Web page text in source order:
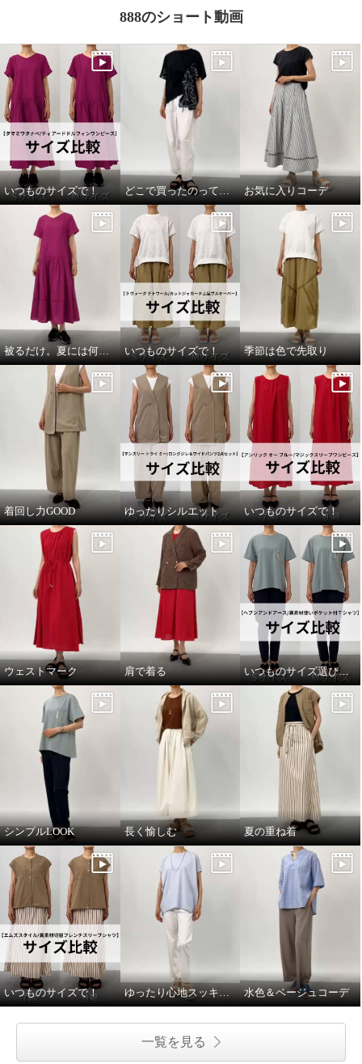
888のショート動画
いつものサイズで！ どこで買ったのって聞いてほしい お気に入りコーデ
被るだけ。夏には何より！ いつものサイズで！ 季節は色で先取り
着回し力GOOD ゆったりシルエット いつものサイズで！
ウェストマーク 肩で着る いつものサイズ選びで！
シンプルLOOK 長く愉しむ 夏の重ね着
いつものサイズで！ ゆったり心地スッキリ見え 水色＆ベージュコーデ
一覧を見る